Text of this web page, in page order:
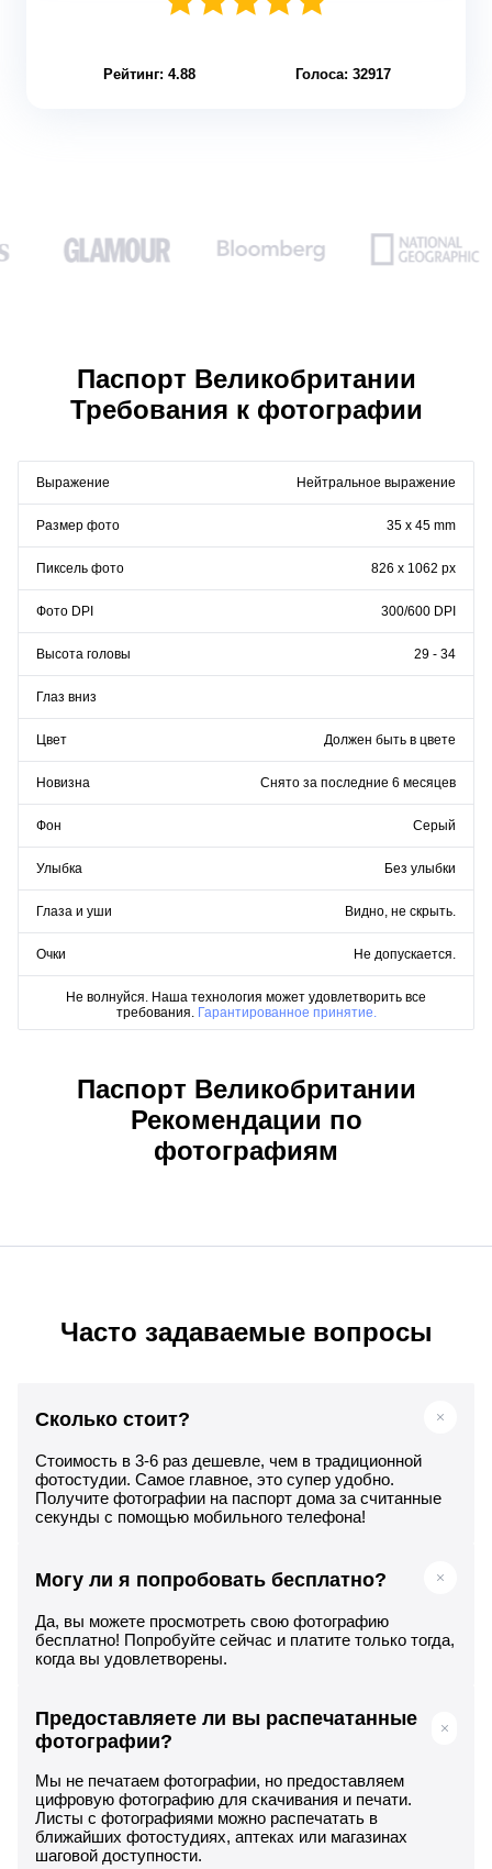
Рейтинг: 4.88 Голоса: 32917
Паспорт Великобритании
Требования к фотографии
Выражение Нейтральное выражение
Размер фото 35 x 45 mm
Пиксель фото 826 x 1062 px
Фото DPI 300/600 DPI
Высота головы 29 - 34
Глаз вниз
Цвет Должен быть в цвете
Новизна Снято за последние 6 месяцев
Фон Серый
Улыбка Без улыбки
Глаза и уши Видно, не скрыть.
Очки Не допускается.
Не волнуйся. Наша технология может удовлетворить все
требования. Гарантированное принятие.
Паспорт Великобритании
Рекомендации по
фотографиям
Часто задаваемые вопросы
Сколько стоит?
Стоимость в 3-6 раз дешевле, чем в традиционной
фотостудии. Самое главное, это супер удобно.
Получите фотографии на паспорт дома за считанные
секунды с помощью мобильного телефона!
Могу ли я попробовать бесплатно?
Да, вы можете просмотреть свою фотографию
бесплатно! Попробуйте сейчас и платите только тогда,
когда вы удовлетворены.
Предоставляете ли вы распечатанные
фотографии?
Мы не печатаем фотографии, но предоставляем
цифровую фотографию для скачивания и печати.
Листы с фотографиями можно распечатать в
ближайших фотостудиях, аптеках или магазинах
шаговой доступности.